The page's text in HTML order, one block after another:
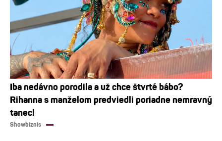
Iba nedávno porodila a už chce štvrté bábo?
Rihanna s manželom predviedli poriadne nemravný
tanec!
Showbiznis